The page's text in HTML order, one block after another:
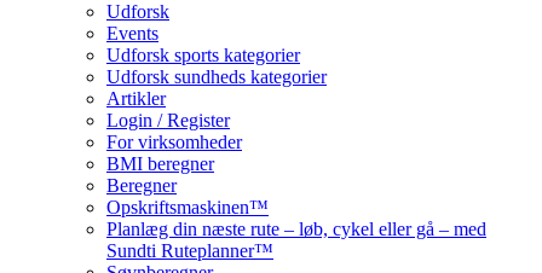
Udforsk
Events
Udforsk sports kategorier
Udforsk sundheds kategorier
Artikler
Login / Register
For virksomheder
BMI beregner
Beregner
Opskriftsmaskinen™
Planlæg din næste rute – løb, cykel eller gå – med
Sundti Ruteplanner™